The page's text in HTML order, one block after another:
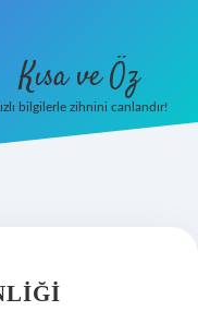
Kısa ve Öz
bilgilerle zihnini canlandır!